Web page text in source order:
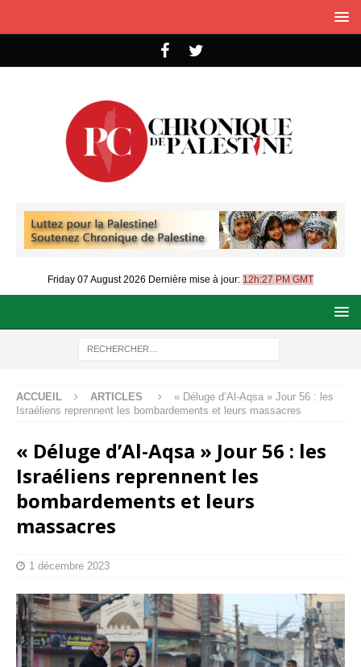
Friday 07 August 2026 Dernière mise à jour: 12h:27 PM GMT
ACCUEIL ARTICLES
« Déluge d’Al-Aqsa » Jour 56 : les
Israéliens reprennent les bombardements et leurs massacres
« Déluge d’Al-Aqsa » Jour 56 : les
Israéliens reprennent les
bombardements et leurs
massacres
1 décembre 2023